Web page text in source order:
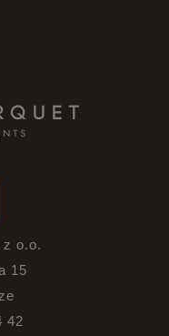
o.o.
15
42